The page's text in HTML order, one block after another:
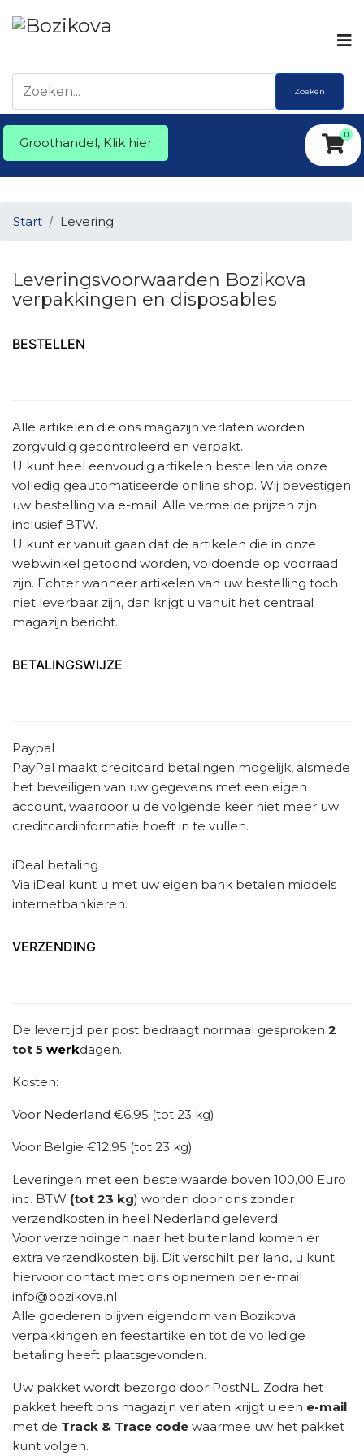
Zoeken
Groothandel, Klik hier
0
Start Levering
Leveringsvoorwaarden Bozikova
verpakkingen en disposables
BESTELLEN
Alle artikelen die ons magazijn verlaten worden
zorgvuldig gecontroleerd en verpakt.
U kunt heel eenvoudig artikelen bestellen via onze
volledig geautomatiseerde online shop. Wij bevestigen
uw bestelling via e-mail. Alle vermelde prijzen zijn
inclusief BTW.
U kunt er vanuit gaan dat de artikelen die in onze
webwinkel getoond worden, voldoende op voorraad
zijn. Echter wanneer artikelen van uw bestelling toch
niet leverbaar zijn, dan krijgt u vanuit het centraal
magazijn bericht.
BETALINGSWIJZE
Paypal
PayPal maakt creditcard betalingen mogelijk, alsmede
het beveiligen van uw gegevens met een eigen
account, waardoor u de volgende keer niet meer uw
creditcardinformatie hoeft in te vullen.
iDeal betaling
Via iDeal kunt u met uw eigen bank betalen middels
internetbankieren.
VERZENDING
De levertijd per post bedraagt normaal gesproken 2
tot 5 werkdagen.
Kosten:
Voor Nederland €6,95 (tot 23 kg)
Voor Belgie €12,95 (tot 23 kg)
Leveringen met een bestelwaarde boven 100,00 Euro
inc. BTW (tot 23 kg) worden door ons zonder
verzendkosten in heel Nederland geleverd.
Voor verzendingen naar het buitenland komen er
extra verzendkosten bij. Dit verschilt per land, u kunt
hiervoor contact met ons opnemen per e-mail
info@bozikova.nl
Alle goederen blijven eigendom van Bozikova
verpakkingen en feestartikelen tot de volledige
betaling heeft plaatsgevonden.
Uw pakket wordt bezorgd door PostNL. Zodra het
pakket heeft ons magazijn verlaten krijgt u een e-mail
met de Track & Trace code waarmee uw het pakket
kunt volgen.